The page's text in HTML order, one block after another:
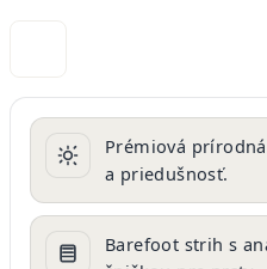
Prémiová
a priedušnosť.
Barefoot strih s